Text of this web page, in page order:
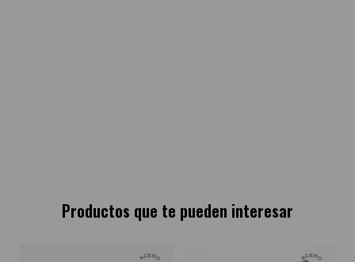
Productos que te pueden interesar